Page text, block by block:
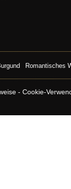
Romantisches
- Cookie-